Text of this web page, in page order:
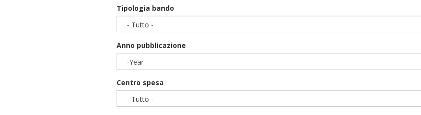
Tipologia bando
- Tutto -
Anno pubblicazione
-Year
Centro spesa
- Tutto -